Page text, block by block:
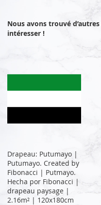
Nous avons trouvé
intéresser !
Drapeau: Putumayo |
Putumayo. Created by
Fibonacci | Putmayo.
Hecha por Fibonacci |
drapeau paysage |
2.16m² | 120x180cm